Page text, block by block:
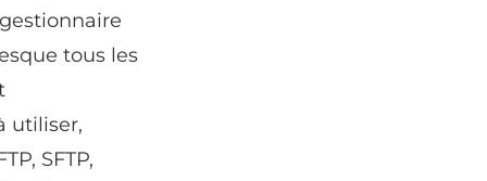
tous les
utiliser,
SFTP,